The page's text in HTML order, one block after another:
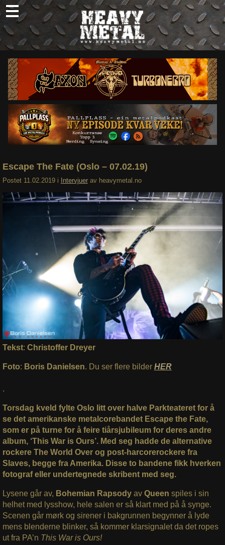
Skip
to
content
Nyheter
Omtaler
Intervjuer
Om oss
Abonner
Søk
Escape The Fate (Oslo – 07.02.19)
Postet 11.02.2019 i Intervjuer av heavymetal.no
Tekst: Christoffer Dreyer
Foto: Boris Danielsen. Du ser flere bilder HER
.
Torsdag kveld fylte Oslo litt over halve Parkteateret for å
se det amerikanske metalcorebandet Escape the Fate,
som er på turne for å feire tiårsjubileum for deres andre
album, ‘This War is Ours’. Med seg hadde de alternative
rockere The World Over og post-harcorerockere fra
Slaves, begge fra Amerika. Disse to bandene fikk hverken
fotograf eller undertegnede skribent med seg.
Lysene går av, Bohemian Rapsodyav Queen spiles i sin
helhet med lysshow, hele salen er så klart med på å synge.
Scenen går mørk og sirener i bakgrunnen begynner å lyde
mens blenderne blinker, så kommer klarsignalet da det ropes
ut fra PA’n This War is Ours!